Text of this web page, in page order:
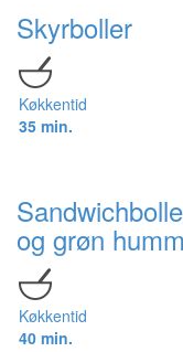
Skyrboller
Køkkentid
35 min.
og grøn
Køkkentid
40 min.